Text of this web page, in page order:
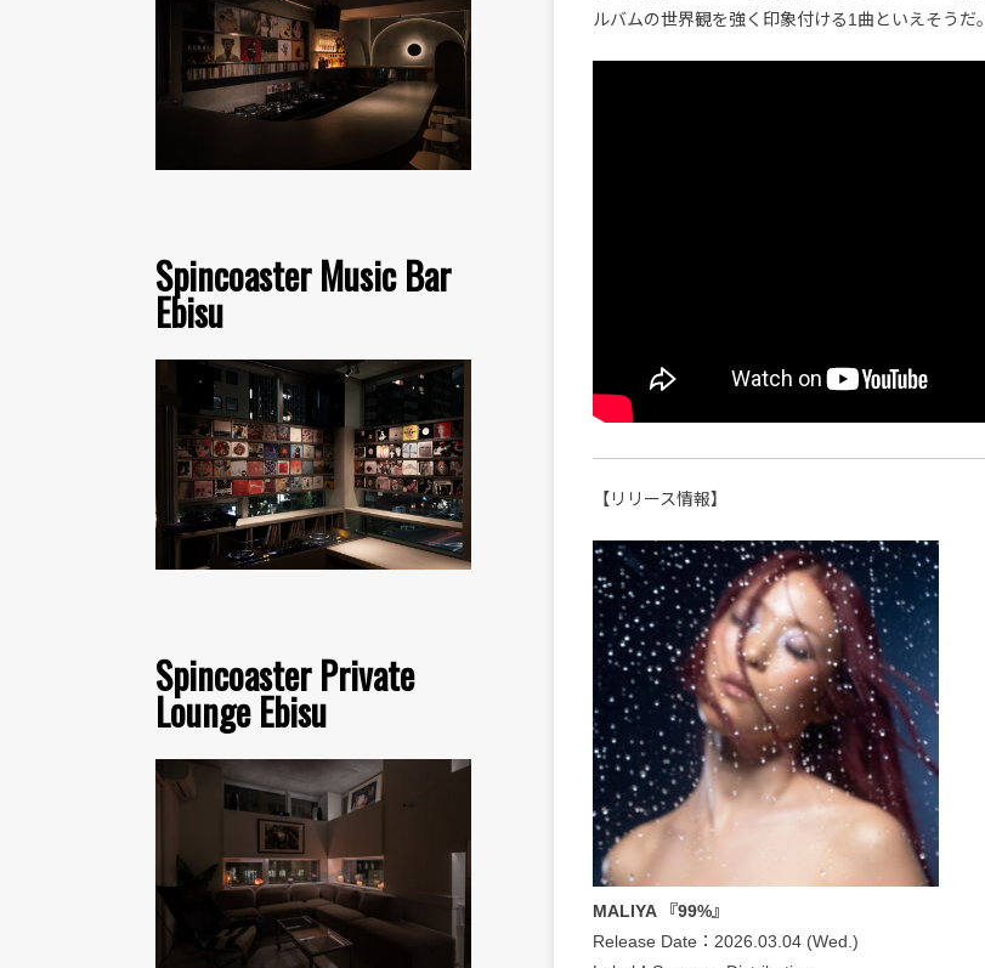
Spincoaster Music Bar
Ebisu
Spincoaster Private
Lounge Ebisu
ルバムの世界観を強く印象付ける1曲といえそうだ。
【リリース情報】
MALIYA 『99%』
Release Date：2026.03.04 (Wed.)